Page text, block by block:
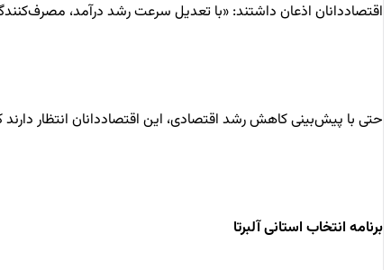
اقتصاددانان اذعان داشتند: «با تعدیل سرعت رشد درآمد،
حتی با پیش‌بینی کاهش رشد اقتصادی، این اقتصاددانان انتظار دارند که نرخ بیکاری در
برنامه انتخاب استانی آلبرتا